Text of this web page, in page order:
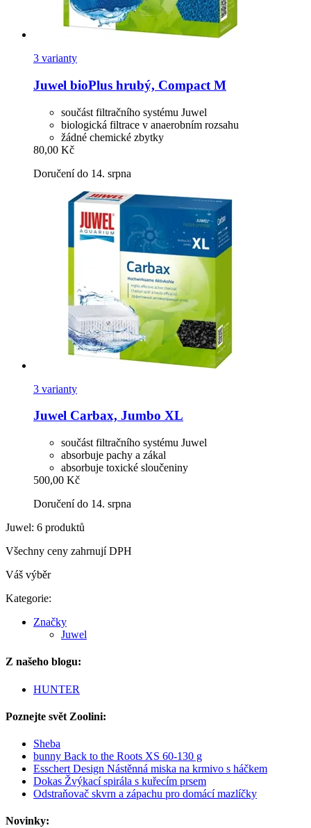
3 varianty
Juwel bioPlus hrubý, Compact M
součást filtračního systému Juwel
biologická filtrace v anaerobním rozsahu
žádné chemické zbytky
80,00 Kč
Doručení do 14. srpna
3 varianty
Juwel Carbax, Jumbo XL
součást filtračního systému Juwel
absorbuje pachy a zákal
absorbuje toxické sloučeniny
500,00 Kč
Doručení do 14. srpna
Juwel: 6 produktů
Všechny ceny zahrnují DPH
Váš výběr
Kategorie:
Značky
Juwel
Z našeho blogu:
HUNTER
Poznejte svět Zoolini:
Sheba
bunny Back to the Roots XS 60-130 g
Esschert Design Nástěnná miska na krmivo s háčkem
Dokas Žvýkací spirála s kuřecím prsem
Odstraňovač skvrn a zápachu pro domácí mazlíčky
Novinky: